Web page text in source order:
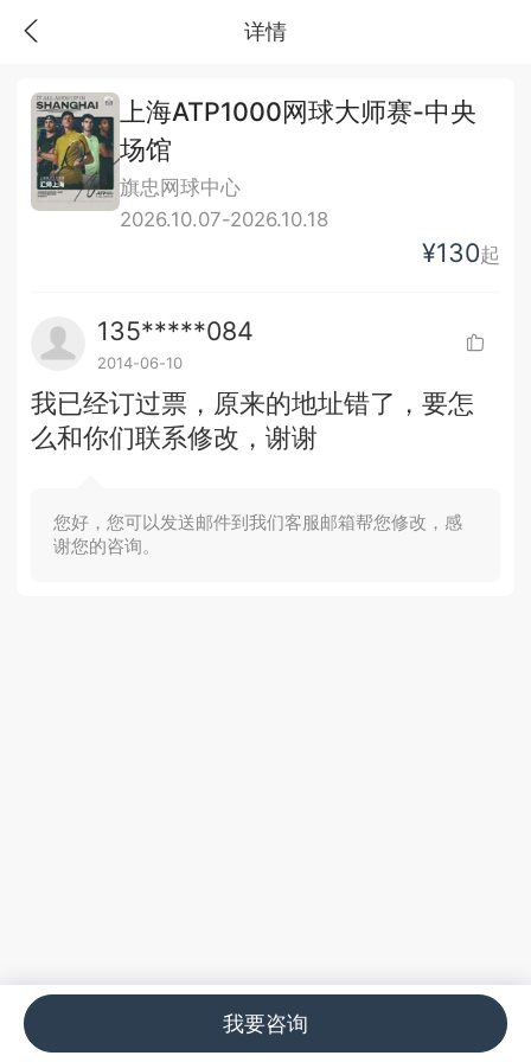
详情
上海ATP1000网球大师赛-中央
场馆
旗忠网球中心
2026.10.07-2026.10.18
¥130起
135*****084
2014-06-10
我已经订过票，原来的地址错了，要怎
么和你们联系修改，谢谢
您好，您可以发送邮件到我们客服邮箱帮您修改，感
谢您的咨询。
我要咨询